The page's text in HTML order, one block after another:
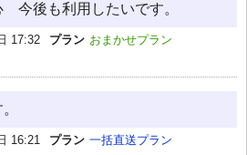
今後も利用したいです。
17:32 プラン おまかせプラン
16:21 プラン 一括直送プラン